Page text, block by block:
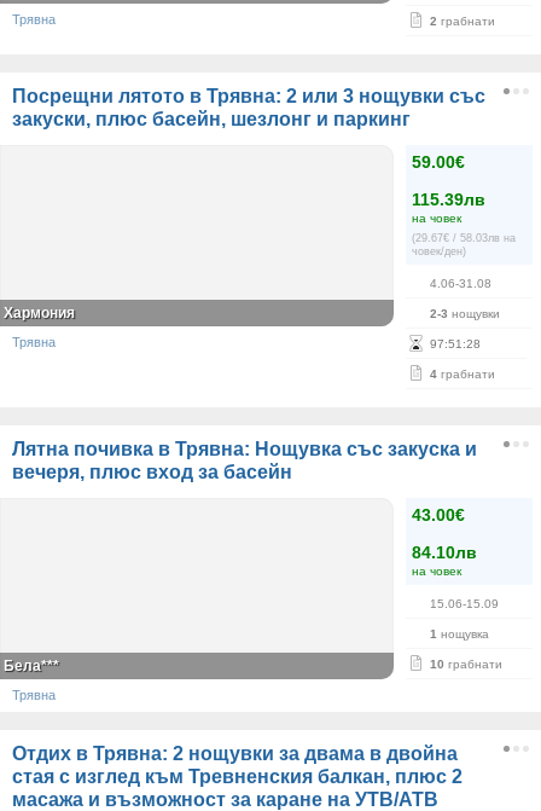
2 грабнати
Трявна
Посрещни лятото в Трявна: 2 или 3 нощувки със
закуски, плюс басейн, шезлонг и паркинг
59.00€
115.39лв
на човек
(29.67€ / 58.03лв на
човек/ден)
4.06-31.08
2-3 нощувки
97:51 :27
4 грабнати
Хармония
Трявна
Лятна почивка в Трявна: Нощувка със закуска и
вечеря, плюс вход за басейн
43.00€
84.10лв
на човек
15.06-15.09
1 нощувка
10 грабнати
Бела***
Трявна
Отдих в Трявна: 2 нощувки за двама в двойна
стая с изглед към Тревненския балкан, плюс 2
масажа и възможност за каране на УТВ/АТВ